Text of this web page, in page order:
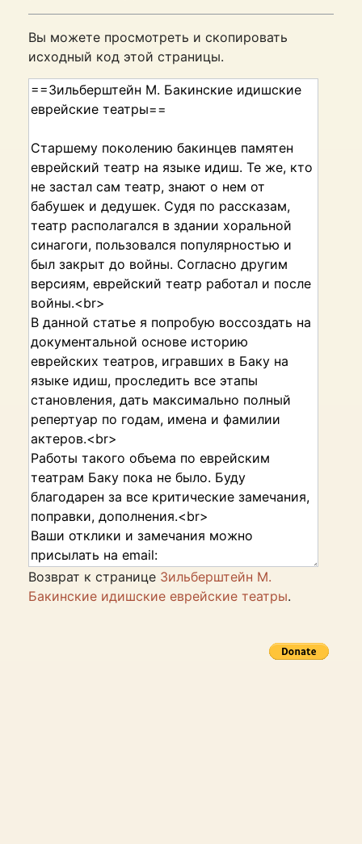
Вы можете просмотреть и скопировать
исходный код этой страницы.
Возврат к странице Зильберштейн М.
Бакинские идишские еврейские театры.